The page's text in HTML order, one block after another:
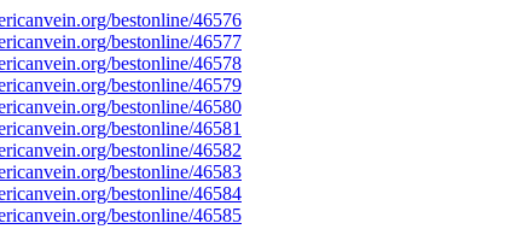
bestonline/46576
bestonline/46577
bestonline/46578
bestonline/46579
bestonline/46580
bestonline/46581
bestonline/46582
bestonline/46583
bestonline/46584
bestonline/46585